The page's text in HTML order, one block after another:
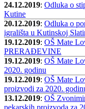
24.12.2019: Odluka o
Kutine
20.12.2019: Odluka o
igrališta u Kutinskoj
19.12.2019: OŠ Mate
PRERAĐEVINE
19.12.2019: OŠ Mate
2020. godinu
19.12.2019: OŠ Mate
proizvodi za 2020.
13.12.2019: OŠ